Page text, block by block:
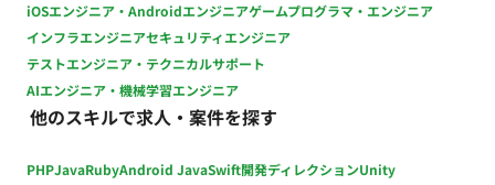
iOSエンジニア・Androidエンジニアゲームプログラマ・エンジニア
インフラエンジニアセキュリティエンジニア
テストエンジニア・テクニカルサポート
AIエンジニア・機械学習エンジニア
他のスキルで求人・案件を探す
PHPJavaRubyAndroid JavaSwift開発ディレクションUnity